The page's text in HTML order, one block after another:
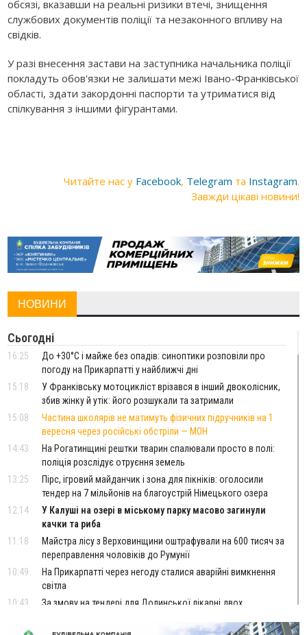
обсязі, вказавши на реальні ризики втечі, знищення
службових документів поліції та незаконного впливу на
свідків.
У разі внесення застави на заступника начальника поліції
покладуть обов'язки не залишати межі Івано-Франківської
області, здати закордонні паспорти та утриматися від
спілкування з іншими фігурантами.
Читайте нас у Facebook, Telegram та Instagram.
Завжди цікаві новини!
НОВИНИ
Сьогодні
16:25
До +30°C і майже без опадів: синоптики розповіли про
погоду на Прикарпатті у найближчі дні
15:18
У Франківську мотоцикліст врізався в інший двоколісник,
збив жінку й утік: його розшукали та затримали
15:08
Частина школярів не матимуть фізичних підручників на 1
вересня через російські обстріли — МОН
14:43
На Рогатинщині рештки тварин спалювали просто в полі:
поліція розслідує отруєння земель
13:25
Пірс, ігровий майданчик і зона для пікніків: оголосили
тендер на 7 мільйонів на благоустрій Німецького озера
12:14
У Калуші на озері в міському парку масово загинули
качки та риба
11:18
Майстра лісу з Верховинщини оштрафували на 600 тисяч за
переправлення чоловіків до Румунії
10:49
На Прикарпатті через негоду сталися аварійні вимкнення
світла
10:43
За змову на тендері для Долинської лікарні двох